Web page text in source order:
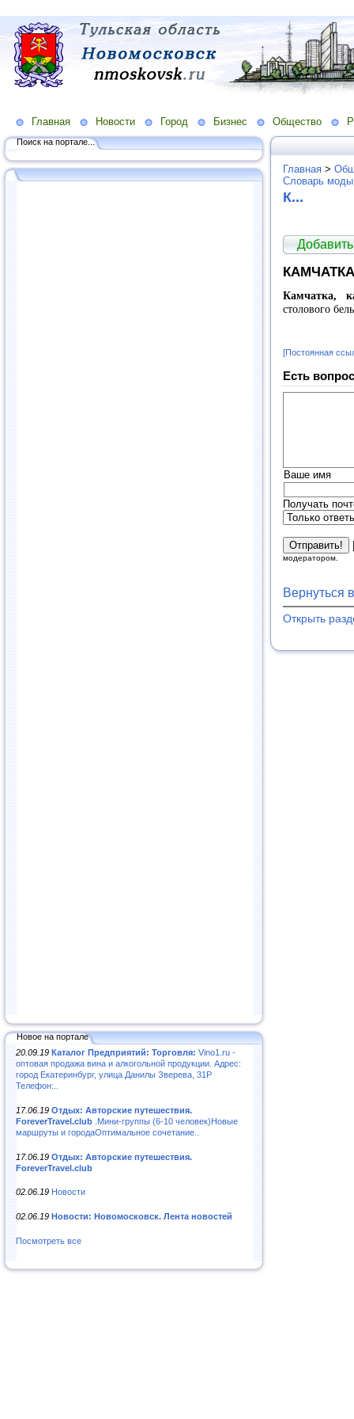
Главная Новости Город Бизнес Общество
Поиск на портале...
Новое на портале
20.09.19 Каталог Предприятий: Торговля: Vino1.ru -
оптовая продажа вина и алкогольной продукции. Адрес:
город Екатеринбург, улица Данилы Зверева, 31Р
Телефон:..
17.06.19 Отдых: Авторские путешествия.
ForeverTravel.club .Мини-группы (6-10 человек)Новые
маршруты и городаОптимальное сочетание..
17.06.19 Отдых: Авторские путешествия.
ForeverTravel.club
02.06.19 Новости
02.06.19 Новости: Новомосковск. Лента новостей
Посмотреть все
Главная >
Словарь
К...
Камчатка,
столового
[Постоянная
Есть
Ваше имя
Получать
модератором.
Вернуться
Открыть